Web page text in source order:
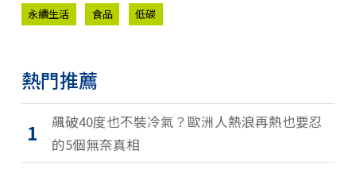
永續生活 食品 低碳
熱門推薦
1
飆破40度也不裝冷氣？歐洲人熱浪再熱也要忍
的5個無奈真相